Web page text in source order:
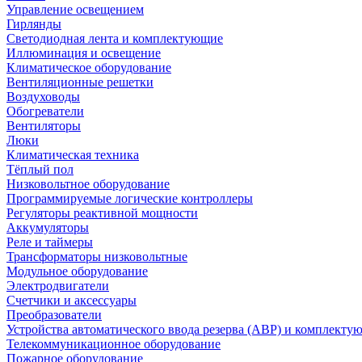
Управление освещением
Гирлянды
Светодиодная лента и комплектующие
Иллюминация и освещение
Климатическое оборудование
Вентиляционные решетки
Воздуховоды
Обогреватели
Вентиляторы
Люки
Климатическая техника
Тёплый пол
Низковольтное оборудование
Программируемые логические контроллеры
Регуляторы реактивной мощности
Аккумуляторы
Реле и таймеры
Трансформаторы низковольтные
Модульное оборудование
Электродвигатели
Счетчики и аксессуары
Преобразователи
Устройства автоматического ввода резерва (АВР) и
Телекоммуникационное оборудование
Пожарное оборудование